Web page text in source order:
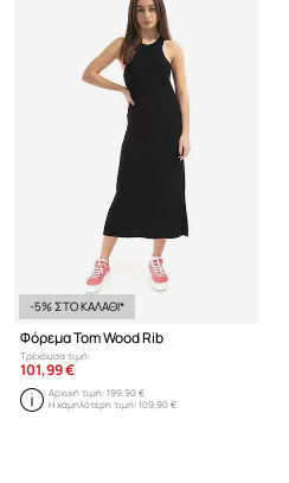
-5% ΣΤΟ ΚΑΛΑΘΙ*
Φόρεμα Tom Wood Rib
Τρέχουσα τιμή:
101,99 €
Αρχική τιμή:199,90 €
Η χαμηλότερη τιμή:109,90 €